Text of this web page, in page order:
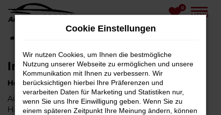
Zum
springen
0
MENÜ
Impressum
Herausgeber
Autohaus Maidl GmbH
Hans-Sachs-Str. 1
Cookie Einstellungen
Wir nutzen Cookies, um Ihnen die bestmögliche
Nutzung unserer Webseite zu ermöglichen und unsere
Kommunikation mit Ihnen zu verbessern. Wir
berücksichtigen hierbei Ihre Präferenzen und
verarbeiten Daten für Marketing und Statistiken nur,
wenn Sie uns Ihre Einwilligung geben. Wenn Sie zu
einem späteren Zeitpunkt Ihre Meinung ändern, können